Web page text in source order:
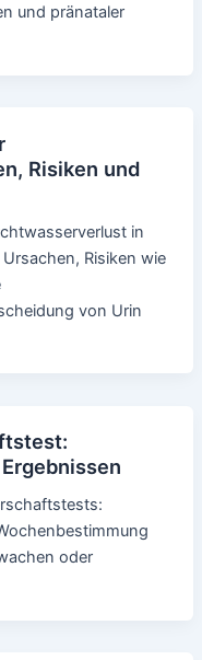
und pränataler
Risiken und
in
Risiken wie
von Urin
oder